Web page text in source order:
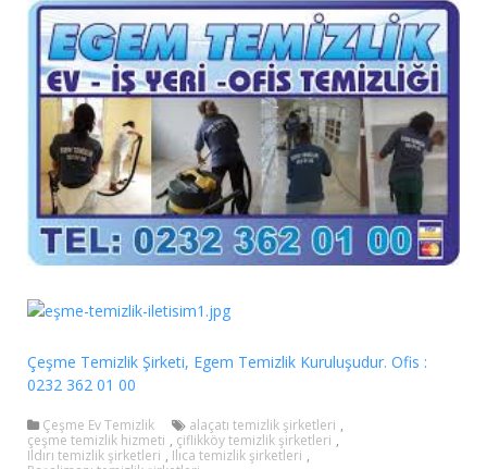
Çeşme Temizlik Şirketi, Egem Temizlik Kuruluşudur. Ofis :
0232 362 01 00
Çeşme Ev Temizlik alaçatı temizlik şirketleri ,
çeşme temizlik hizmeti , çiflikköy temizlik şirketleri ,
Ildırı temizlik şirketleri , Ilıca temizlik şirketleri ,